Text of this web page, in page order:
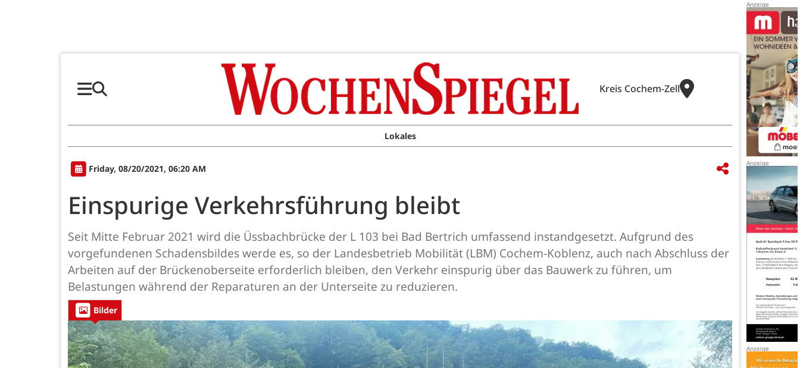
Kreis Cochem-Zell
Lokales
Friday, 08/20/2021, 06:20 AM
Einspurige Verkehrsführung bleibt
Seit Mitte Februar 2021 wird die Üssbachbrücke der L 103 bei Bad Bertrich umfassend instandgesetzt. Aufgrund des
vorgefundenen Schadensbildes werde es, so der Landesbetrieb Mobilität (LBM) Cochem-Koblenz, auch nach Abschluss der
Arbeiten auf der Brückenoberseite erforderlich bleiben, den Verkehr einspurig über das Bauwerk zu führen, um
Belastungen während der Reparaturen an der Unterseite zu reduzieren.
Bilder